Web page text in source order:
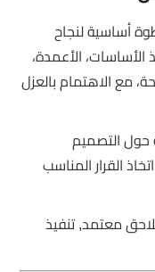
أساسية لنجاح
الأعمدة،
مع الاهتمام بالعزل
حول التصميم
القرار المناسب
معتمد, تنفيذ